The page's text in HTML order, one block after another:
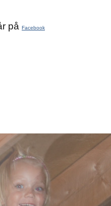
på Facebook